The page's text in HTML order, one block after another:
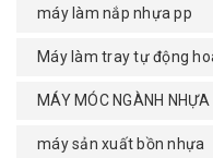
máy làm nắp nhựa pp
Máy làm tray tự động
MÁY MÓC NGÀNH NHỰA
máy sản xuất bồn nhựa